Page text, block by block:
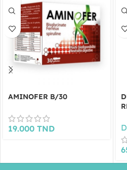
AMINOFER B/30
19.000 TND